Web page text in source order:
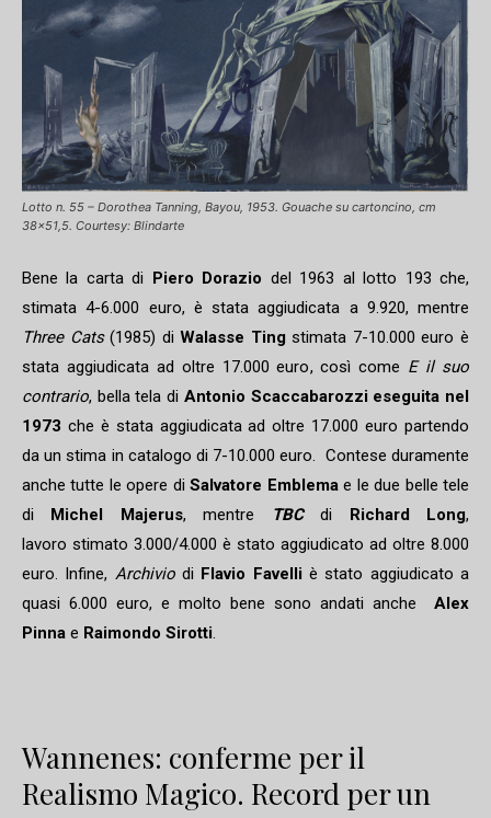
Lotto n. 55 – Dorothea Tanning, Bayou, 1953. Gouache su cartoncino, cm
38×51,5. Courtesy: Blindarte
Bene la carta di Piero Dorazio del 1963 al lotto 193 che,
stimata 4-6.000 euro, è stata aggiudicata a 9.920, mentre
Three Cats(1985) diWalasse Ting stimata 7-10.000 euro è
stata aggiudicata ad oltre 17.000 euro, così come E il suo
contrario, bella tela di Antonio Scaccabarozzi eseguita nel
1973 che è stata aggiudicata ad oltre 17.000 euro partendo
da un stima in catalogo di 7-10.000 euro. Contese duramente
anche tutte le opere diSalvatore Emblemae le due belle tele
di Michel Majerus, mentre TBCdi Richard Long,
lavoro stimato 3.000/4.000 è stato aggiudicato ad oltre 8.000
euro. Infine, Archiviodi Flavio Favelliè stato aggiudicato a
quasi 6.000 euro, e molto bene sono andati anche Alex
Pinna e Raimondo Sirotti.
Wannenes: conferme per il
Realismo Magico. Record per un